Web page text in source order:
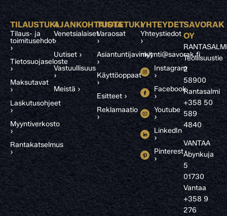
TILAUSTUKI
Tilaus- ja
toimitusehdot
›
Tietosuojaseloste
›
Maksutavat
›
Laskutusohjeet
›
Myyntiverkosto
›
Rantakatselmus
›
AJANKOHTAISTA
Venetsialaiset
›
Uutiset ›
Vastuullisuus
›
Meistä ›
TUOTETUKI
Varaosat
›
Asiantuntijavinkit
›
Käyttöoppaat
›
Esitteet ›
Reklamaatio
›
YHTEYDET
Yhteystiedot
›
myynti@savorak.fi
Instagram
›
Facebook
›
Youtube
›
LinkedIn
›
Pinterest
›
SAVORAK
OY
Teollisuustie
2
58900
Rantasalmi
+358 50
589
4840
VANTAA
Åbynkuja
5
01730
Vantaa
+358 9
276